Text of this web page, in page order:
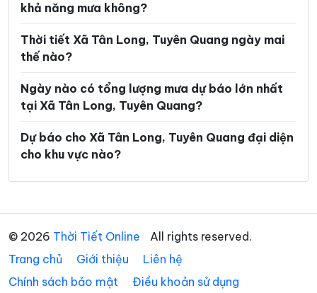
Xã Lũng Phìn
Xã Mậu Duệ Xã Mèo Vạc
Xã Minh Ngọc
Xã Minh Sơn Xã Minh Tân
Xã Minh Thanh Xã Nà Hang
Xã Nấm Dẩn Xã Nậm Dịch
Xã Niêm Sơn Xã Pà Vầy Sủ
Xã Phố Bảng Xã Phú Linh
Xã Phú Lương Xã Phù Lưu
khả năng mưa không?
Thời tiết Xã Tân Long, Tuyên Quang ngày mai
thế nào?
Ngày nào có tổng lượng mưa dự báo lớn nhất
tại Xã Tân Long, Tuyên Quang?
Dự báo cho Xã Tân Long, Tuyên Quang đại diện
cho khu vực nào?
© 2026 Thời Tiết Online
All rights reserved.
Trang chủ
Giới thiệu
Liên hệ
Chính sách bảo mật
Điều khoản sử dụng